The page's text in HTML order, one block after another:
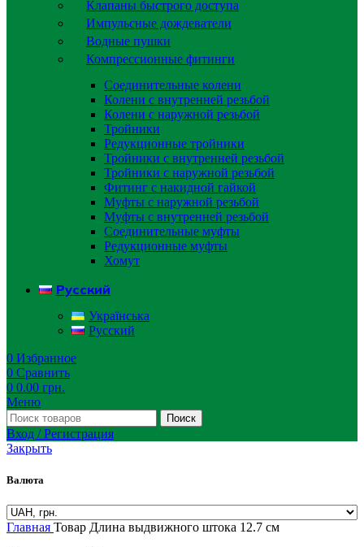
Клапаны быстрого доступа
Импульсные дождеватели
Водные пушки
Компрессионные фитинги
Соединительные колени
Колени с внутренней резьбой
Колени с наружной резьбой
Тройники
Редукционные тройники
Тройники с внутренней резьбой
Тройники с наружной резьбой
Фитинг с накидной гайкой
Муфты с наружной резьбой
Муфты с внутренней резьбой
Соединительные муфты
Редукционные муфты
Хомут
Русский
Українська
Русский
0 Избранное
0 Сравнить
0 0.00 грн.
Меню
Поиск
Вход / Регистрация
Закрыть
Валюта
Главная Товар Длина выдвижного штока 12.7 см